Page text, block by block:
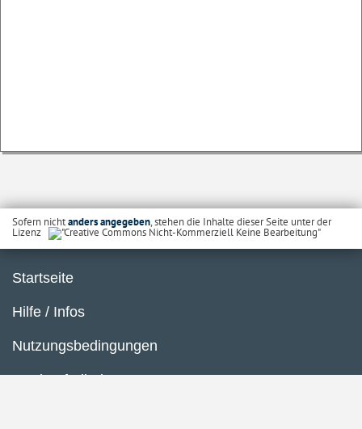
Sofern nichtanders angegeben, stehen die Inhalte dieser Seite unter der
Lizenz
Startseite
Hilfe / Infos
Nutzungsbedingungen
Barrierefreiheit